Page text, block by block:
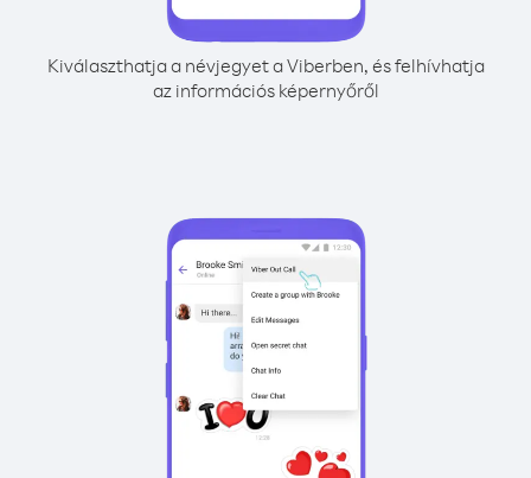
Kiválaszthatja a névjegyet a Viberben, és felhívhatja
az információs képernyőről